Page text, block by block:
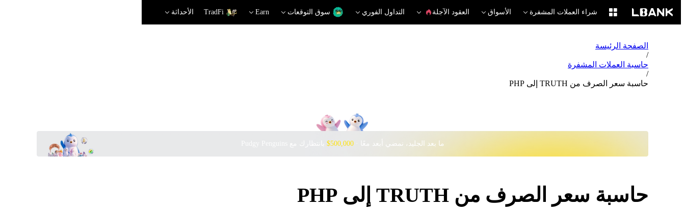
شراء العملات المشفرة الأسواق العقود الآجلة التداول الفوري سوق التوقعات Earn
TradFi الأحداثة
الصفحة الرئيسة
/
حاسبة العملات المشفرة
/
حاسبة سعر الصرف من TRUTH إلى PHP
ما بعد الجليد، نمضي أبعد معًا · ‎$500,000 بانتظارك مع Pudgy Penguins
حاسبة سعر الصرف من TRUTH إلى PHP